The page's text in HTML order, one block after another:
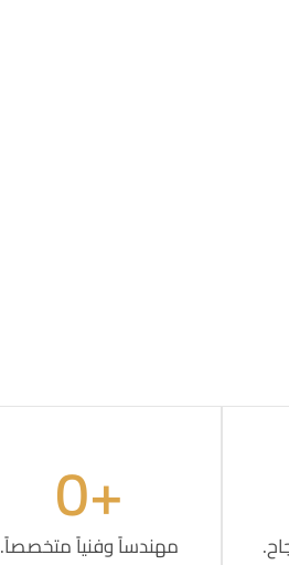
مهندساً وفنياً متخصصاً.
+
0